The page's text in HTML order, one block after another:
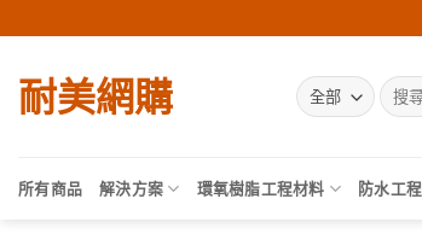
to
content
耐美網購
搜
尋
字:
所有商品 解決方案 環氧樹脂工程材料 防水工